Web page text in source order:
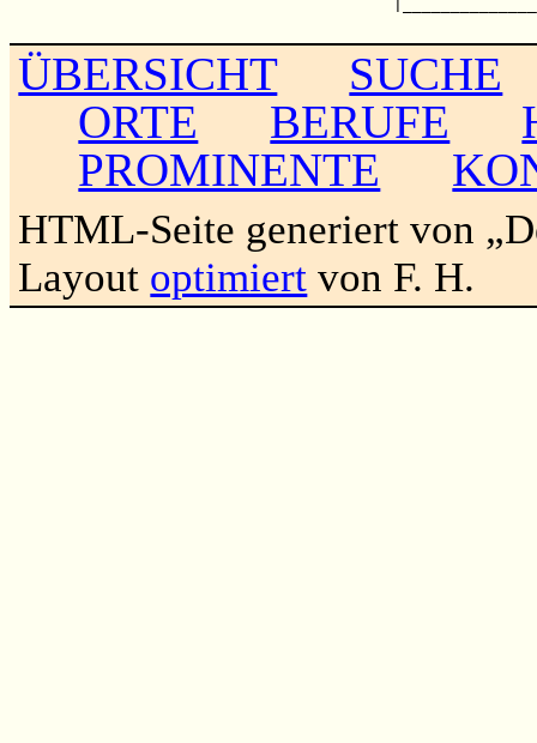
ÜBERSICHT
SUCHE
ORTE
BERUFE
PROMINENTE
HTML-Seite generiert von
Layout optimiert von F. H.